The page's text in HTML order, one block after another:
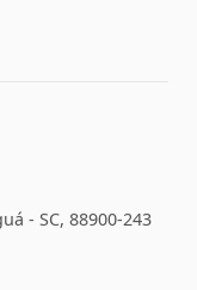
- SC, 88900-243